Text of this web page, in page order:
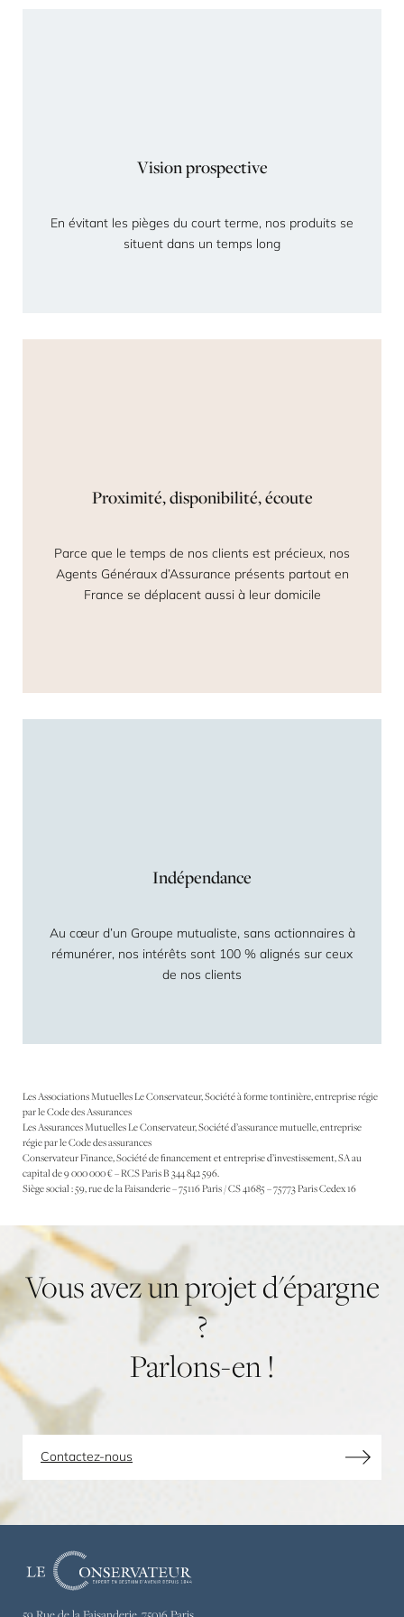
Vision prospective
En évitant les pièges du court terme, nos produits se
situent dans un temps long
Proximité, disponibilité, écoute
Parce que le temps de nos clients est précieux, nos
Agents Généraux d’Assurance présents partout en
France se déplacent aussi à leur domicile
Indépendance
Au cœur d’un Groupe mutualiste, sans actionnaires à
rémunérer, nos intérêts sont 100 % alignés sur ceux
de nos clients
Les Associations Mutuelles Le Conservateur, Société à forme tontinière, entreprise régie
par le Code des Assurances
Les Assurances Mutuelles Le Conservateur, Société d’assurance mutuelle, entreprise
régie par le Code des assurances
Conservateur Finance, Société de financement et entreprise d’investissement, SA au
capital de 9 000 000 € – RCS Paris B 344 842 596.
Siège social : 59, rue de la Faisanderie – 75116 Paris / CS 41685 – 75773 Paris Cedex 16
Vousavezunprojetd'épargne
?
Parlons-en!
Contactez-nous